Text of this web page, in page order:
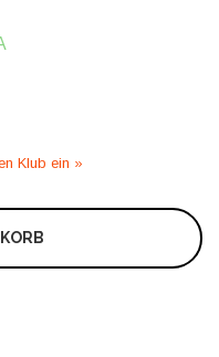
Klub ein »